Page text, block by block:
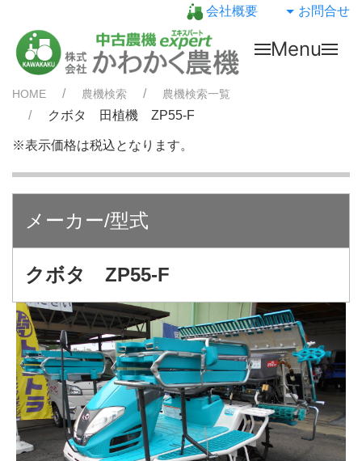
会社概要 お問合せ
Menu
HOME 農機検索 農機検索一覧
クボタ 田植機 ZP55-F
※表示価格は税込となります。
メーカー/型式
クボタ ZP55-F